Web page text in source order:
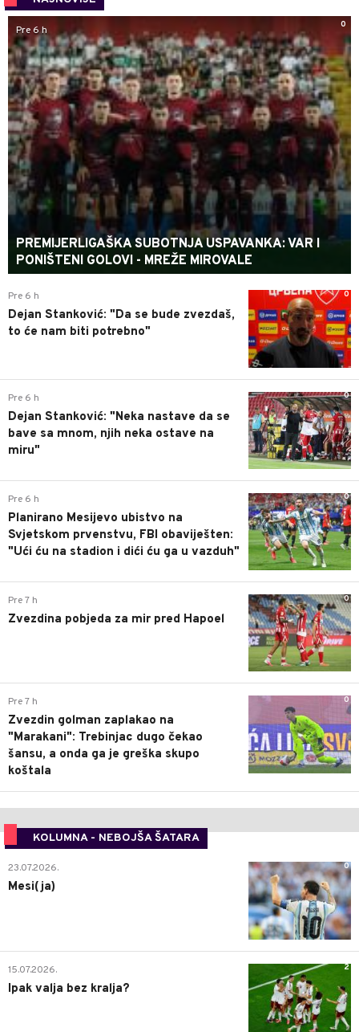
0
Pre 6 h
PREMIJERLIGAŠKA SUBOTNJA USPAVANKA: VAR I
PONIŠTENI GOLOVI - MREŽE MIROVALE
0
Pre 6 h
Dejan Stanković: "Da se bude zvezdaš,
to će nam biti potrebno"
0
Pre 6 h
Dejan Stanković: "Neka nastave da se
bave sa mnom, njih neka ostave na
miru"
0
Pre 6 h
Planirano Mesijevo ubistvo na
Svjetskom prvenstvu, FBI obaviješten:
"Ući ću na stadion i dići ću ga u vazduh"
0
Pre 7 h
Zvezdina pobjeda za mir pred Hapoel
0
Pre 7 h
Zvezdin golman zaplakao na
"Marakani": Trebinjac dugo čekao
šansu, a onda ga je greška skupo
koštala
KOLUMNA - NEBOJŠA ŠATARA
0
23.07.2026.
Mesi(ja)
2
15.07.2026.
Ipak valja bez kralja?